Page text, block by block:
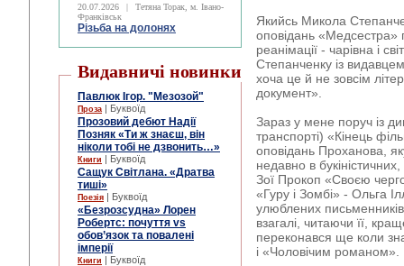
20.07.2026 |
Тетяна Торак, м. Івано-
Франківськ
Різьба на долонях
Видавничі новинки
Павлюк Ігор. "Мезозой"
Проза | Буквоїд
Прозовий дебют Надії
Позняк «Ти ж знаєш, він
ніколи тобі не дзвонить…»
Книги | Буквоїд
Сащук Світлана. «Дратва
тиші»
Поезія | Буквоїд
«Безрозсудна» Лорен
Робертс: почуття vs
обов’язок та повалені
імперії
Книги | Буквоїд
Якийсь Микола
оповідань «Медсестра»
реанімації - чарівна і
Степанченку із
хоча це й не зовсім
документ».
Зараз у мене поруч із
транспорті) «Кінець
оповідань Проханова,
недавно в
Зої Прокоп «Своєю
«Гуру і Зомбі» - Ольга
улюблених
взагалі, читаючи її,
переконався ще коли
і «Чоловічим романом».